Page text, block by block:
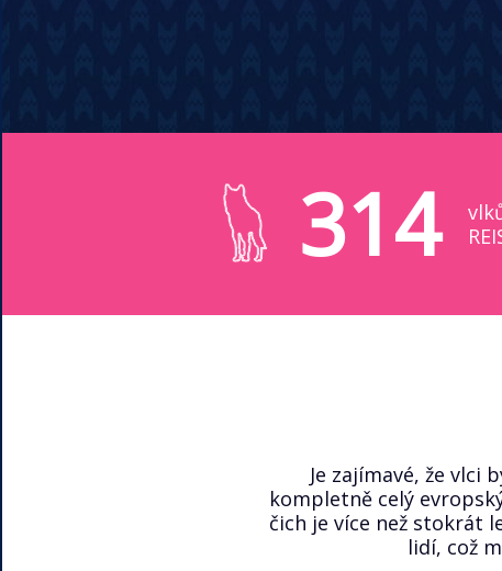
314
Je zajímavé, že vlci
kompletně celý
čich je více než stokrát
lidí, což